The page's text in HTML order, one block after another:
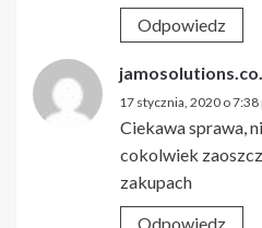
Odpowiedz
17 stycznia, 2020 o 7:38
Ciekawa sprawa,
cokolwiek
zakupach
Odpowiedz